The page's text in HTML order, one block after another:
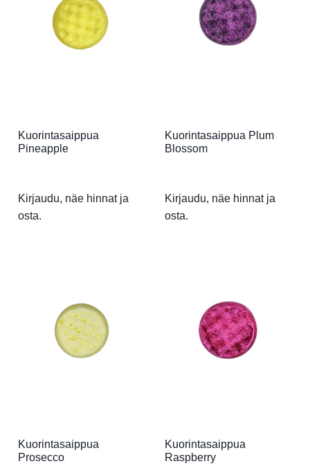
Kuorintasaippua
Pineapple
Kirjaudu, näe hinnat ja
osta.
Kuorintasaippua Plum
Blossom
Kirjaudu, näe hinnat ja
osta.
Kuorintasaippua
Prosecco
Kuorintasaippua
Raspberry